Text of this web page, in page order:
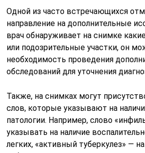
Одной из часто встречающихся
направление на дополнительные
врач обнаруживает на снимке
или подозрительные участки, он
необходимость проведения
обследований для уточнения
Также, на снимках могут
слов, которые указывают на
патологии. Например, слово
указывать на наличие
легких, «активный туберкулез» —